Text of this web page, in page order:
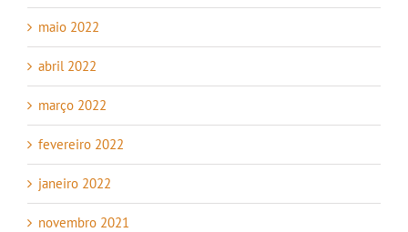
maio 2022
abril 2022
março 2022
fevereiro 2022
janeiro 2022
novembro 2021